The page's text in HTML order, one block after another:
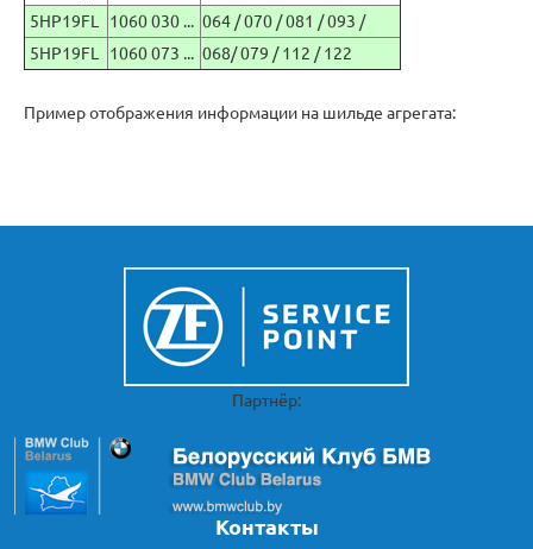
5HP19FL
1060 030 ... 064 / 070 / 081 / 093 /
5HP19FL
1060 073 ... 068/ 079 / 112 / 122
Пример отображения информации на шильде агрегата:
Партнёр:
Контакты